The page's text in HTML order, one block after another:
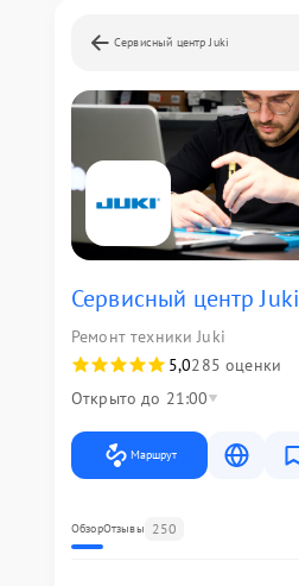
Сервисный центр Juki
Сервисный центр Juki
Ремонт техники Juki
5,0285 оценки
Открыто до 21:00
Маршрут
ОбзорОтзывы 250